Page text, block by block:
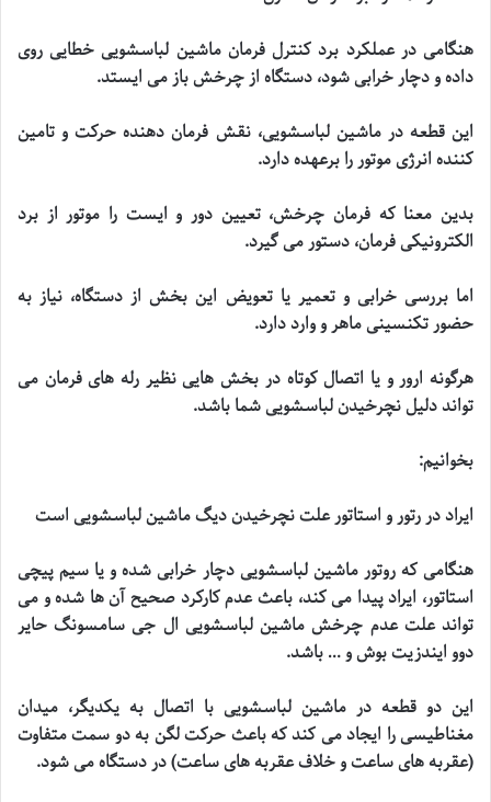
هنگامی در عملکرد برد کنترل فرمان ماشین لباسشویی خطایی روی
داده و دچار خرابی شود، دستگاه از چرخش باز می ایستد.
این قطعه در ماشین لباسشویی، نقش فرمان دهنده حرکت و تامین
کننده انرژی موتور را برعهده دارد.
بدین معنا که فرمان چرخش، تعیین دور و ایست را موتور از برد
الکترونیکی فرمان، دستور می گیرد.
اما بررسی خرابی و تعمیر یا تعویض این بخش از دستگاه، نیاز به
حضور تکنسینی ماهر و وارد دارد.
هرگونه ارور و یا اتصال کوتاه در بخش هایی نظیر رله های فرمان می
تواند دلیل نچرخیدن لباسشویی شما باشد.
بخوانیم:
ایراد در رتور و استاتور علت نچرخیدن دیگ ماشین لباسشویی است
هنگامی که روتور ماشین لباسشویی دچار خرابی شده و یا سیم پیچی
استاتور، ایراد پیدا می کند، باعث عدم کارکرد صحیح آن ها شده و می
تواند علت عدم چرخش ماشین لباسشویی ال جی سامسونگ حایر
دوو ایندزیت بوش و … باشد.
این دو قطعه در ماشین لباسشویی با اتصال به یکدیگر، میدان
مغناطیسی را ایجاد می کند که باعث حرکت لگن به دو سمت متفاوت
(عقربه های ساعت و خلاف عقربه های ساعت) در دستگاه می شود.